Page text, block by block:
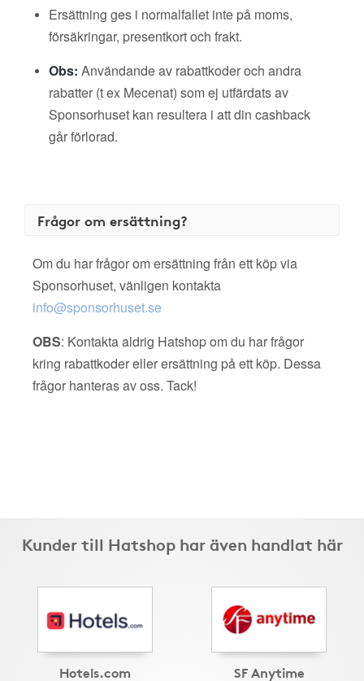
Ersättning ges i normalfallet inte på moms,
försäkringar, presentkort och frakt.
Obs: Användande av rabattkoder och andra
rabatter (t ex Mecenat) som ej utfärdats av
Sponsorhuset kan resultera i att din cashback
går förlorad.
Frågor om ersättning?
Om du har frågor om ersättning från ett köp via
Sponsorhuset, vänligen kontakta
info@sponsorhuset.se
OBS: Kontakta aldrig Hatshop om du har frågor
kring rabattkoder eller ersättning på ett köp. Dessa
frågor hanteras av oss. Tack!
Kunder till Hatshop har även handlat här
Hotels.com SF Anytime